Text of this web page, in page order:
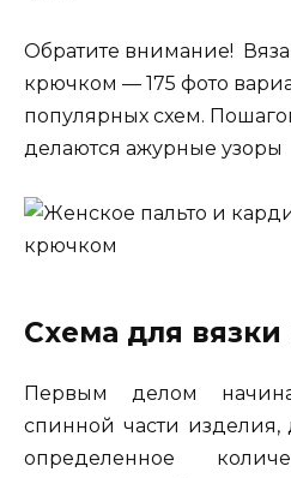
Обратите внимание!
крючком — 175 фото
популярных схем.
делаются ажурные узоры
Схема для вязки
Первым делом
спинной части изделия,
определенное